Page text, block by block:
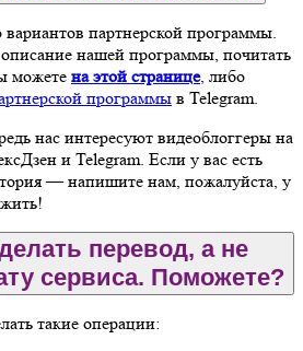
вариантов партнерской программы.
нашей программы, почитать
можете на этой странице, либо
программы в Telegram.
нас интересуют видеоблоггеры на
и Telegram. Если у вас есть
— напишите нам, пожалуйста, у
перевод, а не
сервиса. Поможете?
такие операции: